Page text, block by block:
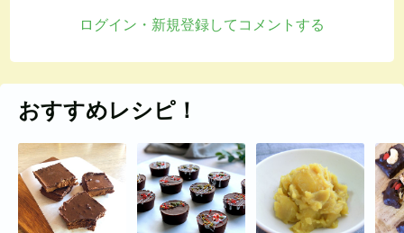
ログイン・新規登録してコメントする
おすすめレシピ！